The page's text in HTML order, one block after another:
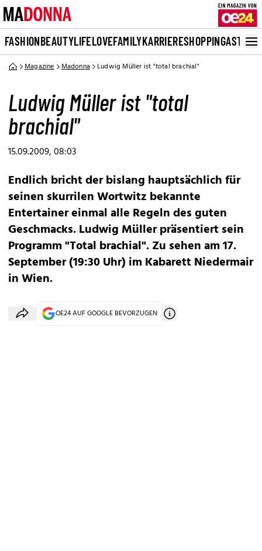
FASHIONBEAUTYLIFELOVEFAMILYKARRIERESHOPPINGASTRO
Magazine Madonna Ludwig Müller ist "total brachial"
Ludwig Müller ist "total
brachial"
15.09.2009, 08:03
Endlich bricht der bislang hauptsächlich für
seinen skurrilen Wortwitz bekannte
Entertainer einmal alle Regeln des guten
Geschmacks. Ludwig Müller präsentiert sein
Programm "Total brachial". Zu sehen am 17.
September (19:30 Uhr) im Kabarett Niedermair
in Wien.
OE24 AUF GOOGLE BEVORZUGEN